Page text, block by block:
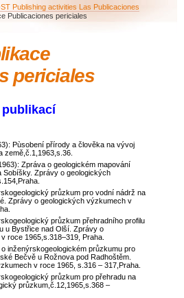
Publishing activities Las Publicaciones
Publicaciones periciales
periciales
Pùsobení přírody a člověka na vývoj
země,č.1,1963,s.36.
Zpráva o geologickém mapování
Sobíšky. Zprávy o geologických
průzkum pro vodní nádrž na
Zprávy o geologických výzkumech v
průzkum přehradního profilu
u Bystřice nad Olší. Zprávy o
roce 1965,s.318–319, Praha.
inženýrskogeologickém průzkumu pro
Bečvě u Rožnova pod Radhoštěm.
v roce 1965, s.316 – 317,Praha.
průzkum pro přehradu na
průzkum,č.12,1965,s.368 –